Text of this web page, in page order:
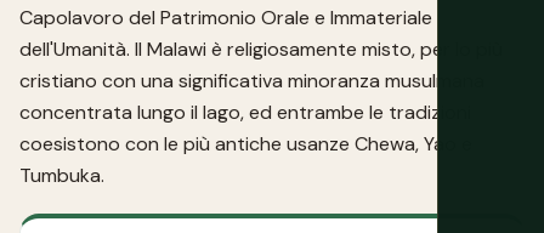
Capolavoro del Patrimonio Orale e Immateriale
dell'Umanità. Il Malawi è religiosamente misto, per lo più
cristiano con una significativa minoranza musulmana
concentrata lungo il lago, ed entrambe le tradizioni
coesistono con le più antiche usanze Chewa, Yao e
Tumbuka.